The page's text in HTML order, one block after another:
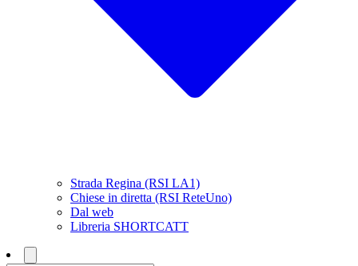
Strada Regina (RSI LA1)
Chiese in diretta (RSI ReteUno)
Dal web
Libreria SHORTCATT